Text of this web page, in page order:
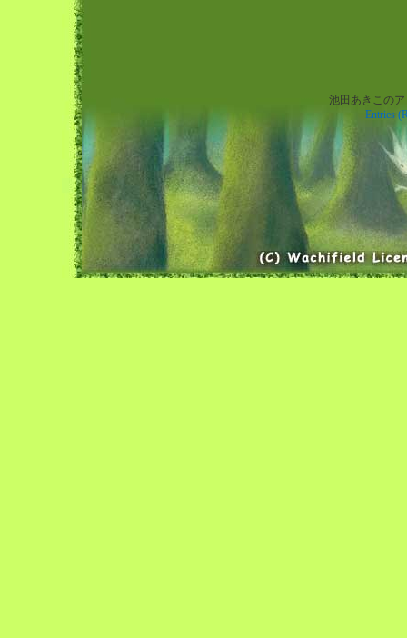
Warning
: preg_replace(): The /e modifier is no longer supported, use
instead in
/home/xs697964/wachi.co.jp/public_html/blog.wachi.co.jp/wp-
content/themes/wachiforest/footer.php
池田あきこのア
Entries